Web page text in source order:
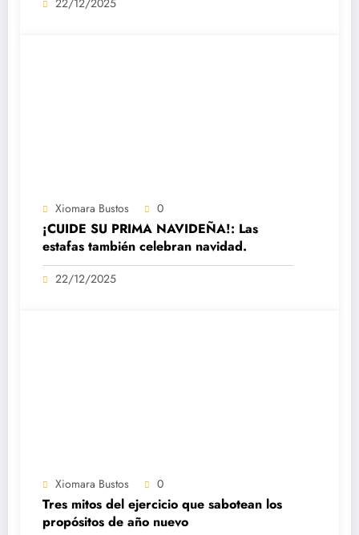
Xiomara Bustos 0
¡CUIDE SU PRIMA NAVIDEÑA!: Las
estafas también celebran navidad.
22/12/2025
Xiomara Bustos 0
Tres mitos del ejercicio que sabotean los
propósitos de año nuevo